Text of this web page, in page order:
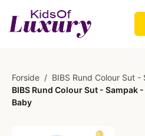
Forside / BIBS Rund Colour Sut -
BIBS Rund Colour Sut - Sampak
Baby